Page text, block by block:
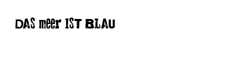
DAS meer IST BLAU